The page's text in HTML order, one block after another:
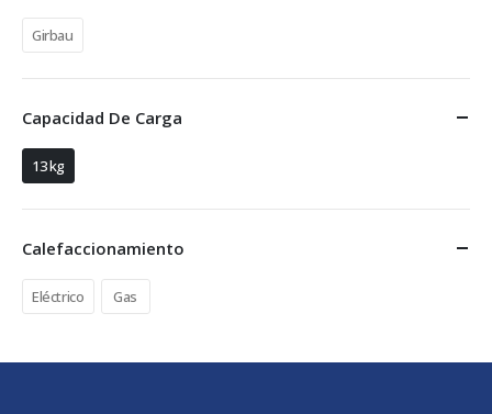
Girbau
Capacidad De Carga
13 kg
Calefaccionamiento
Eléctrico Gas